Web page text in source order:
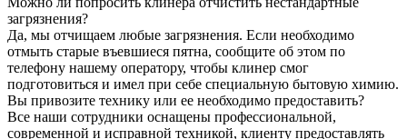
загрязнения?
Да, мы отчищаем любые загрязнения. Если необходимо
отмыть старые въевшиеся пятна, сообщите об этом по
телефону нашему оператору, чтобы клинер смог
подготовиться и имел при себе специальную бытовую химию.
Вы привозите технику или ее необходимо предоставить?
Все наши сотрудники оснащены профессиональной,
современной и исправной техникой, клиенту предоставлять